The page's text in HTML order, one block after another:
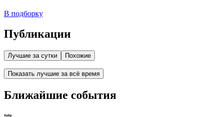
В подборку
Публикации
Лучшие за сутки Похожие
Показать лучшие за всё время
Ближайшие события